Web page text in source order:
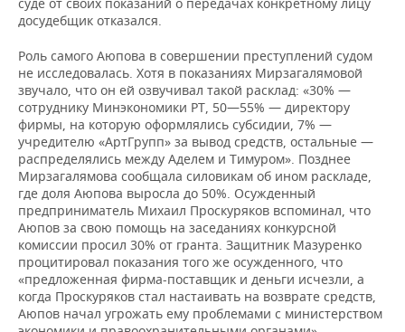
досудебщик отказался.
Роль самого Аюпова в совершении преступлений судом
не исследовалась. Хотя в показаниях Мирзагалямовой
звучало, что он ей озвучивал такой расклад: «30% —
сотруднику Минэкономики РТ, 50—55% — директору
фирмы, на которую оформлялись субсидии, 7% —
учредителю «АртГрупп» за вывод средств, остальные —
распределялись между Аделем и Тимуром». Позднее
Мирзагалямова сообщала силовикам об ином раскладе,
где доля Аюпова выросла до 50%. Осужденный
предприниматель Михаил Проскуряков вспоминал, что
Аюпов за свою помощь на заседаниях конкурсной
комиссии просил 30% от гранта. Защитник Мазуренко
процитировал показания того же осужденного, что
«предложенная фирма-поставщик и деньги исчезли, а
когда Проскуряков стал настаивать на возврате средств,
Аюпов начал угрожать ему проблемами с министерством